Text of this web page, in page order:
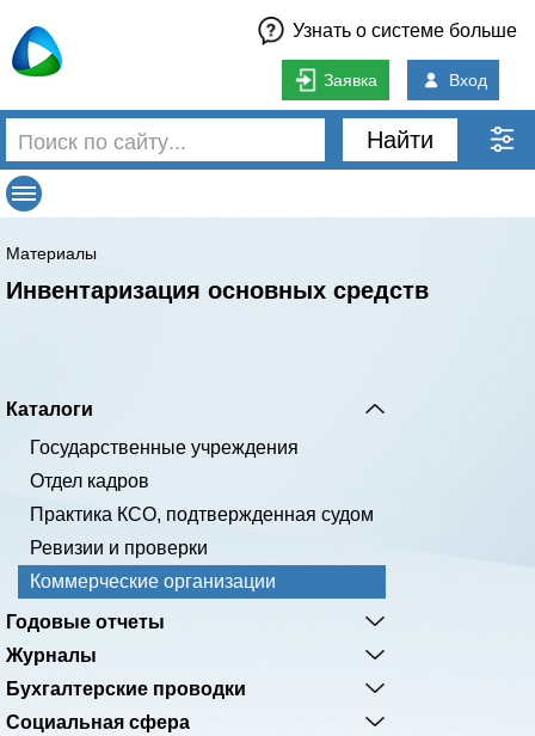
Узнать о системе больше
Заявка Вход
Найти
Материалы
Инвентаризация основных средств
Каталоги
Государственные учреждения
Отдел кадров
Практика КСО, подтвержденная судом
Ревизии и проверки
Коммерческие организации
Годовые отчеты
Журналы
Бухгалтерские проводки
Социальная сфера